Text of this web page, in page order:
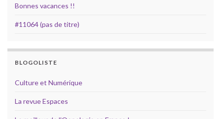
Bonnes vacances !!
#11064 (pas de titre)
BLOGOLISTE
Culture et Numérique
La revue Espaces